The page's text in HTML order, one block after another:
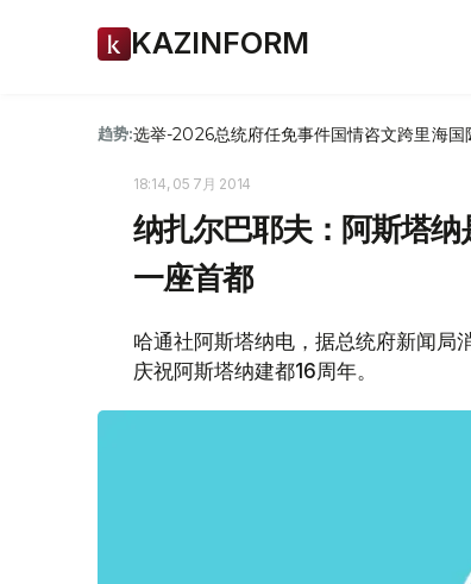
KAZINFORM
趋势:选举-2026总统府任免事件国情咨文跨里海国
18:14, 05 7月 2014
纳扎尔巴耶夫：阿斯塔
一座首都
哈通社阿斯塔纳电，据总统府新闻局
庆祝阿斯塔纳建都16周年。